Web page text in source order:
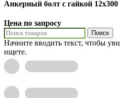
Анкерный болт с гайкой 12х300
Цена по запросу
Поиск
Начните вводить текст, чтобы
ищете.